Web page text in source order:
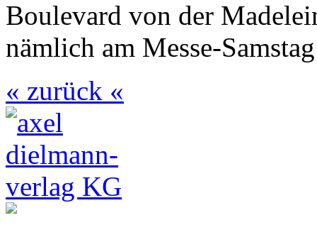
Boulevard von der
nämlich am Messe-
« zurück «